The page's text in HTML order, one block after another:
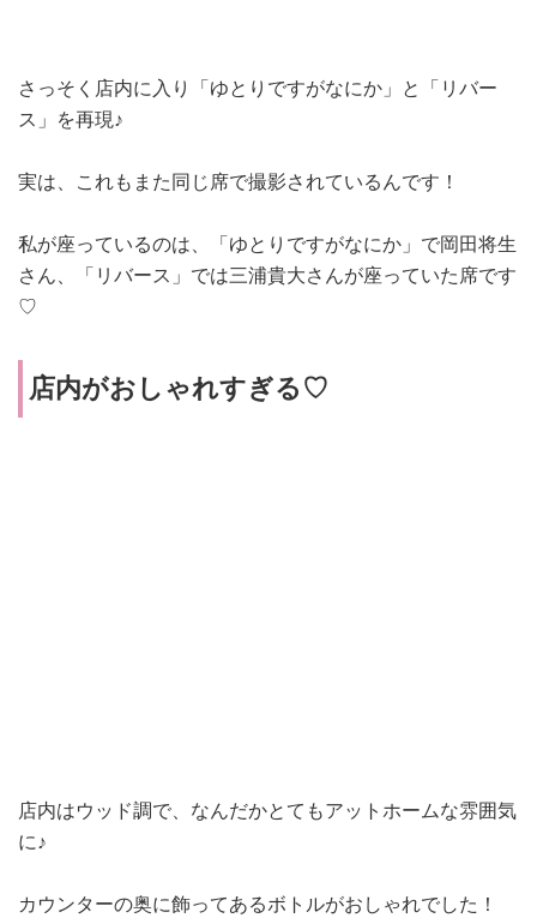
さっそく店内に入り 「 ゆとりですがなにか 」と「 リバー
ス 」を再現♪
実は、これもまた同じ席で撮影されているんです！
私が座っているのは、 「 ゆとりですがなにか 」で岡田将生
さん、「リバース」では三浦貴大さんが座っていた席です
♡
店内がおしゃれすぎる♡
店内はウッド調で、なんだかとてもアットホームな雰囲気
に♪
カウンターの奥に飾ってあるボトルがおしゃれでした！